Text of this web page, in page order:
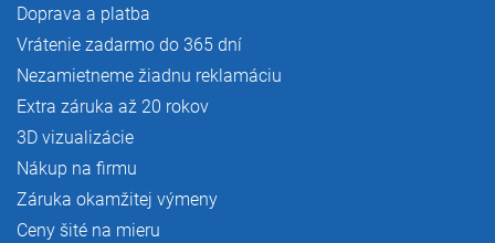
Doprava a platba
Vrátenie zadarmo do 365 dní
Nezamietneme žiadnu reklamáciu
Extra záruka až 20 rokov
3D vizualizácie
Nákup na firmu
Záruka okamžitej výmeny
Ceny šité na mieru